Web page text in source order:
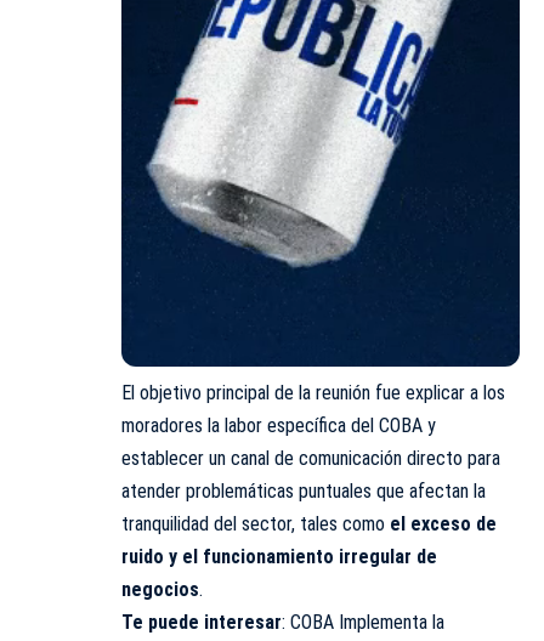
El objetivo principal de la reunión fue explicar a los
moradores la labor específica del COBA y
establecer un canal de comunicación directo para
atender problemáticas puntuales que afectan la
tranquilidad del sector, tales como el exceso de
ruido y el funcionamiento irregular de
negocios.
Te puede interesar: COBA Implementa la